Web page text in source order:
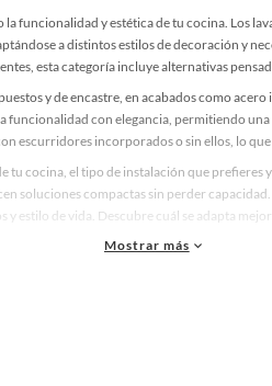
funcionalidad y estética de tu cocina. Los
a distintos estilos de decoración y
esta categoría incluye alternativas
y de encastre, en acabados como
funcionalidad con elegancia, permitiendo
escurridores incorporados o sin ellos, lo que
cocina, el tipo de instalación que prefieres
soluciones compactas sin perder
estilo de vida. Descubre cuál se adapta
Mostrar más